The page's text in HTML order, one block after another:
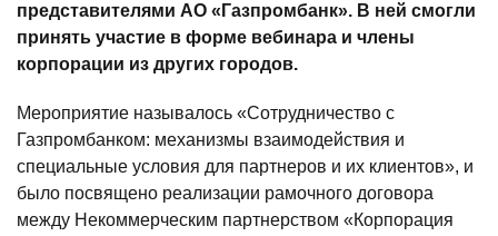
представителями АО «Газпромбанк». В ней смогли
принять участие в форме вебинара и члены
корпорации из других городов.
Мероприятие называлось «Сотрудничество с
Газпромбанком: механизмы взаимодействия и
специальные условия для партнеров и их клиентов», и
было посвящено реализации рамочного договора
между Некоммерческим партнерством «Корпорация